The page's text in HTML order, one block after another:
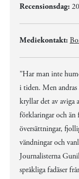
Recensionsdag:
Mediekontakt:
”Har man inte
i tiden. Men
kryllar det av aviga
förklaringar och än
översättningar,
vändningar och
Journalisterna
språkliga fadäser